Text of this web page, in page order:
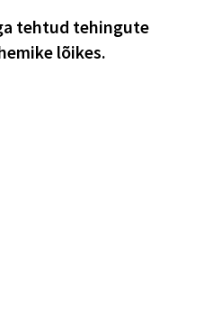
tehtud tehingute
lõikes.